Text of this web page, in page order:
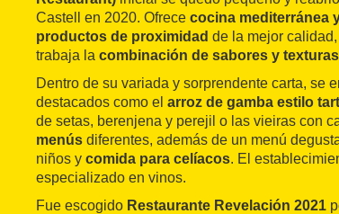
Castell en 2020. Ofrece cocina mediterránea
productos de proximidad de la mejor
trabaja la combinación de sabores y texturas
Dentro de su variada y sorprendente carta, se
destacados como el arroz de gamba estilo
de setas, berenjena y perejil o las vieiras con
menús diferentes, además de un menú
niños y comida para celíacos. El
especializado en vinos.
Fue escogido Restaurante Revelación 2021